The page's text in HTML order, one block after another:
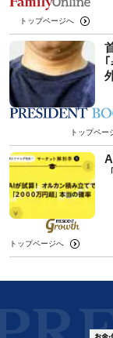
トップページへ
トップペー
トップページへ